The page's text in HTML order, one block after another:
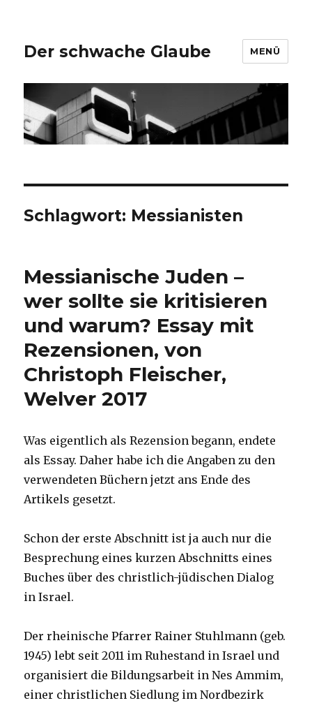
Der schwache Glaube MENÜ
Schlagwort: Messianisten
Messianische Juden –
wer sollte sie kritisieren
und warum? Essay mit
Rezensionen, von
Christoph Fleischer,
Welver 2017
Was eigentlich als Rezension begann, endete
als Essay. Daher habe ich die Angaben zu den
verwendeten Büchern jetzt ans Ende des
Artikels gesetzt.
Schon der erste Abschnitt ist ja auch nur die
Besprechung eines kurzen Abschnitts eines
Buches über des christlich-jüdischen Dialog
in Israel.
Der rheinische Pfarrer Rainer Stuhlmann (geb.
1945) lebt seit 2011 im Ruhestand in Israel und
organisiert die Bildungsarbeit in Nes Ammim,
einer christlichen Siedlung im Nordbezirk